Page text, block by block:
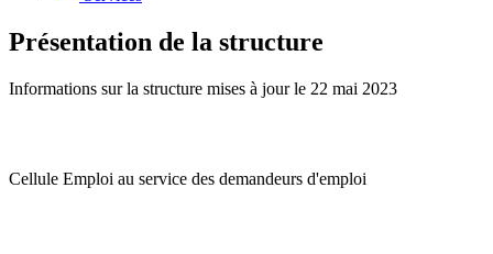
Présentation de la structure
Informations sur la structure mises à jour le 22 mai 2023
Cellule Emploi au service des demandeurs d'emploi